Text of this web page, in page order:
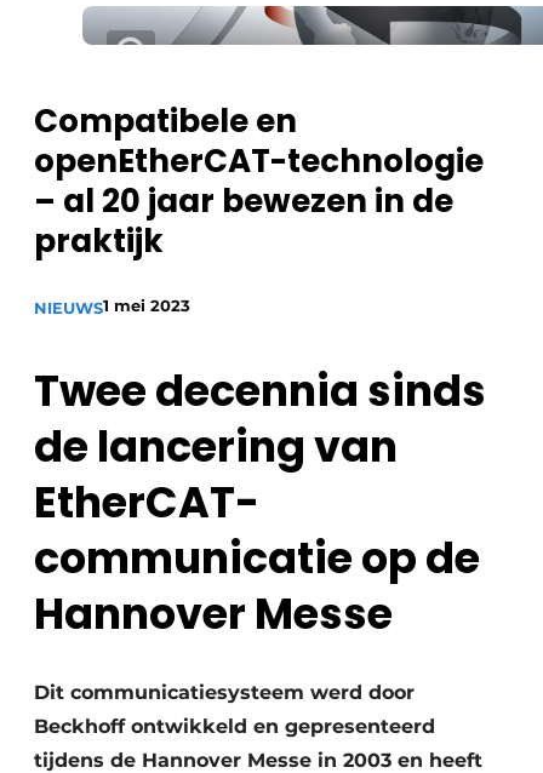
Nieuwsbrief
Podcasts
Privacy / Cookie statement
Vacature aanmelden
Video’s
Compatibele en
openEtherCAT-technologie
– al 20 jaar bewezen in de
praktijk
NIEUWS1 mei 2023
Twee decennia sinds
de lancering van
EtherCAT-
communicatie op de
Hannover Messe
Dit communicatiesysteem werd door
Beckhoff ontwikkeld en gepresenteerd
tijdens de Hannover Messe in 2003 en heeft